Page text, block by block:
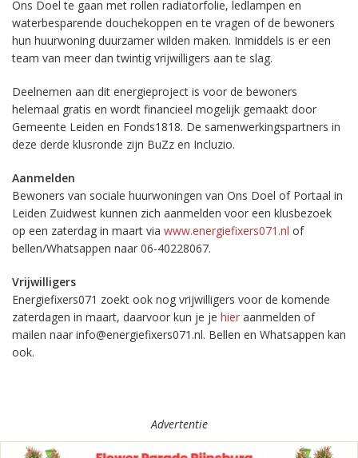
Ons Doel te gaan met rollen radiatorfolie, ledlampen en
waterbesparende douchekoppen en te vragen of de bewoners
hun huurwoning duurzamer wilden maken. Inmiddels is er een
team van meer dan twintig vrijwilligers aan te slag.
Deelnemen aan dit energieproject is voor de bewoners
helemaal gratis en wordt financieel mogelijk gemaakt door
Gemeente Leiden en Fonds1818. De samenwerkingspartners in
deze derde klusronde zijn BuZz en Incluzio.
Aanmelden
Bewoners van sociale huurwoningen van Ons Doel of Portaal in
Leiden Zuidwest kunnen zich aanmelden voor een klusbezoek
op een zaterdag in maart via www.energiefixers071.nl of
bellen/Whatsappen naar 06-40228067.
Vrijwilligers
Energiefixers071 zoekt ook nog vrijwilligers voor de komende
zaterdagen in maart, daarvoor kun je je hier aanmelden of
mailen naar info@energiefixers071.nl. Bellen en Whatsappen kan
ook.
Advertentie